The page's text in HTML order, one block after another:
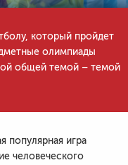
который пройдет
олимпиады
общей темой – темой
популярная игра
человеческого